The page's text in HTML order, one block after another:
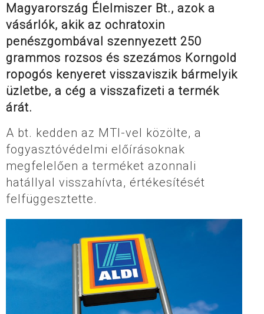
Magyarország Élelmiszer Bt., azok a
vásárlók, akik az ochratoxin
penészgombával szennyezett 250
grammos rozsos és szezámos Korngold
ropogós kenyeret visszaviszik bármelyik
üzletbe, a cég a visszafizeti a termék
árát.
A bt. kedden az MTI-vel közölte, a
fogyasztóvédelmi előírásoknak
megfelelően a terméket azonnali
hatállyal visszahívta, értékesítését
felfüggesztette.